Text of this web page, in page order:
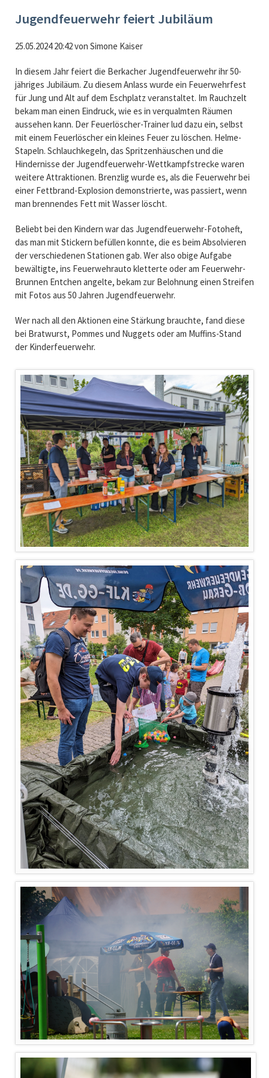
Jugendfeuerwehr feiert Jubiläum
25.05.2024 20:42von Simone Kaiser
In diesem Jahr feiert die Berkacher Jugendfeuerwehr ihr 50-
jähriges Jubiläum. Zu diesem Anlass wurde ein Feuerwehrfest
für Jung und Alt auf dem Eschplatz veranstaltet. Im Rauchzelt
bekam man einen Eindruck, wie es in verqualmten Räumen
aussehen kann. Der Feuerlöscher-Trainer lud dazu ein, selbst
mit einem Feuerlöscher ein kleines Feuer zu löschen. Helme-
Stapeln. Schlauchkegeln, das Spritzenhäuschen und die
Hindernisse der Jugendfeuerwehr-Wettkampfstrecke waren
weitere Attraktionen. Brenzlig wurde es, als die Feuerwehr bei
einer Fettbrand-Explosion demonstrierte, was passiert, wenn
man brennendes Fett mit Wasser löscht.
Beliebt bei den Kindern war das Jugendfeuerwehr-Fotoheft,
das man mit Stickern befüllen konnte, die es beim Absolvieren
der verschiedenen Stationen gab. Wer also obige Aufgabe
bewältigte, ins Feuerwehrauto kletterte oder am Feuerwehr-
Brunnen Entchen angelte, bekam zur Belohnung einen Streifen
mit Fotos aus 50 Jahren Jugendfeuerwehr.
Wer nach all den Aktionen eine Stärkung brauchte, fand diese
bei Bratwurst, Pommes und Nuggets oder am Muffins-Stand
der Kinderfeuerwehr.